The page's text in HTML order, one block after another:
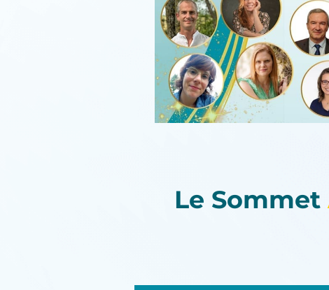
Le Sommet